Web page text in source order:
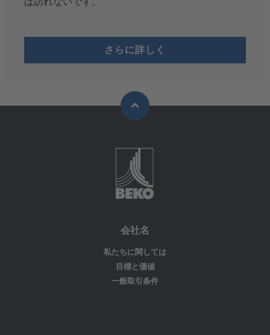
さらに詳しく
会社名
私たちに関しては
目標と価値
一般取引条件